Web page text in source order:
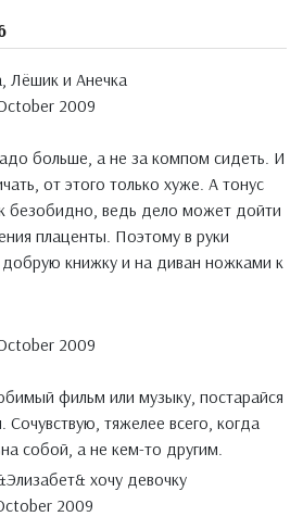
Лёшик и Анечка
2009
больше, а не за компом сидеть. И
от этого только хуже. А тонус
безобидно, ведь дело может дойти
плаценты. Поэтому в руки
книжку и на диван ножками к
2009
фильм или музыку, постарайся
Сочувствую, тяжелее всего, когда
собой, а не кем-то другим.
хочу девочку
2009